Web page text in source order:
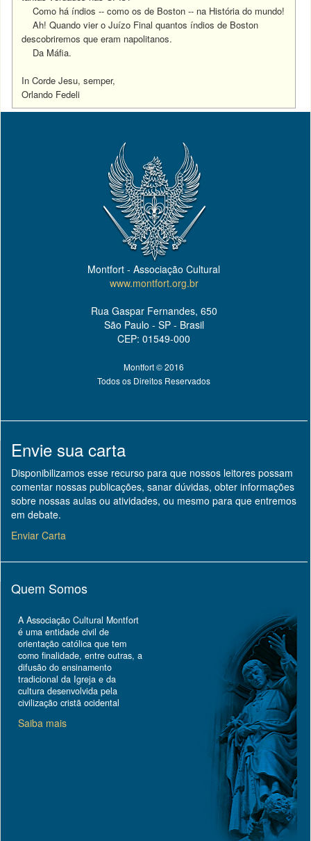
Como há índios -- como os de Boston -- na História do mundo!
Ah! Quando vier o Juízo Final quantos índios de Boston
descobriremos que eram napolitanos.
Da Máfia.
In Corde Jesu, semper,
Orlando Fedeli
Montfort - Associação Cultural
www.montfort.org.br
Rua Gaspar Fernandes, 650
São Paulo - SP - Brasil
CEP: 01549-000
Montfort © 2016
Todos os Direitos Reservados
Envie sua carta
Disponibilizamos esse recurso para que nossos leitores possam
comentar nossas publicações, sanar dúvidas, obter informações
sobre nossas aulas ou atividades, ou mesmo para que entremos
em debate.
Enviar Carta
Quem Somos
A Associação Cultural Montfort
é uma entidade civil de
orientação católica que tem
como finalidade, entre outras, a
difusão do ensinamento
tradicional da Igreja e da
cultura desenvolvida pela
civilização cristã ocidental
Saiba mais